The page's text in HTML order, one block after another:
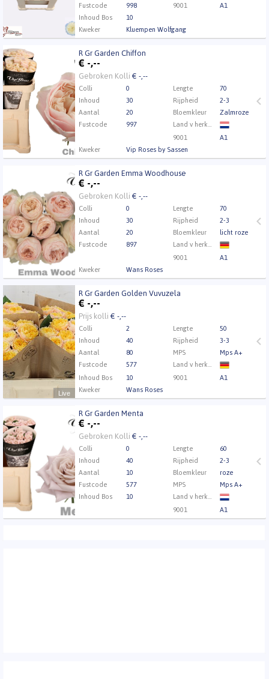
Fustcode 998 9001
A1
Inhoud Bos
10
Kweker
Kluempen Wolfgang
R Gr Garden Chiffon
€ -,--
Gebroken Kolli € -,--
Colli 0 Lengte
70
Inhoud
30 Rijpheid
2-3
Aantal
20 Bloemkleur
Zalmroze
Fustcode
997
9001
A1
Kweker
Vip Roses by Sassen
R Gr Garden Chiffon
Eerst Inloggen a.u.b. Klik hier om in te loggen.
R Gr Garden Emma Woodhouse
€ -,--
Gebroken Kolli € -,--
Colli 0 Lengte
70
Inhoud
30 Rijpheid
2-3
Aantal
20 Bloemkleur
licht roze
Fustcode
897
9001
A1
Kweker
Wans Roses
R Gr Garden Emma Woodhouse
Eerst Inloggen a.u.b. Klik hier om in te loggen.
Live
R Gr Garden Golden Vuvuzela
€ -,--
Prijs kolli € -,--
Colli 2 Lengte
50
Inhoud
40 Rijpheid
3-3
Aantal
80 MPS
Mps A+
Fustcode
577
Inhoud Bos
10 9001
A1
Kweker
Wans Roses
R Gr Garden Golden Vuvuzela
Eerst Inloggen a.u.b.Klik hier om in te loggen.
R Gr Garden Menta
€ -,--
Gebroken Kolli € -,--
Colli 0 Lengte
60
Inhoud
40 Rijpheid
2-3
Aantal
10 Bloemkleur
roze
Fustcode
577 MPS
Mps A+
Inhoud Bos
10
9001
A1
Kweker
Vip Roses by Sassen
R Gr Garden Menta
Eerst Inloggen a.u.b. Klik hier om in te loggen.